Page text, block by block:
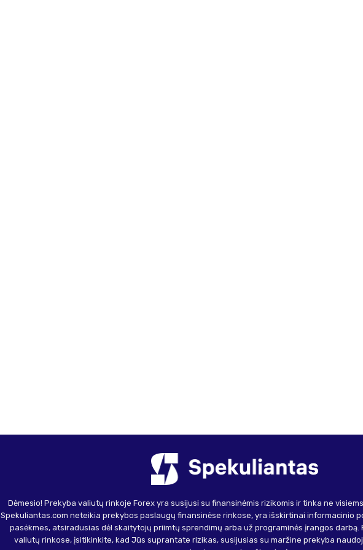
Dėmesio! Prekyba valiutų rinkoje Forex yra susijusi su finansinėmis rizikomis ir tinka ne
Spekuliantas.com neteikia prekybos paslaugų finansinėse rinkose, yra išskirtinai informacinio
pasėkmes, atsiradusias dėl skaitytojų priimtų sprendimų arba už programinės įrangos
valiutų rinkose, įsitikinkite, kad Jūs suprantate rizikas, susijusias su maržine prekyba